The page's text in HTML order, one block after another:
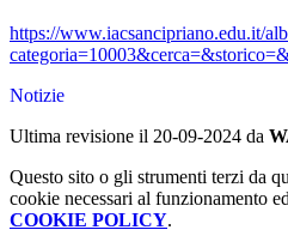
https://www.iacsancipriano.edu.it/
Notizie
Ultima revisione il 20-09-2024 da
Questo sito o gli strumenti terzi da
cookie necessari al funzionamento
COOKIE POLICY.